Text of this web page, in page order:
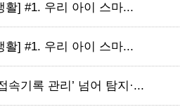
활] #1. 우리 아이 스마...
활] #1. 우리 아이 스마...
속기록 관리’ 넘어 탐지·...